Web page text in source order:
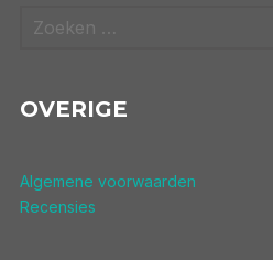
naar:
OVERIGE
Algemene voorwaarden
Recensies